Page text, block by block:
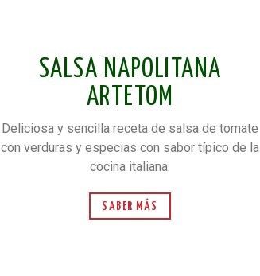
SALSA NAPOLITANA
ARTETOM
Deliciosa y sencilla receta de salsa de tomate
con verduras y especias con sabor típico de la
cocina italiana.
SABER MÁS